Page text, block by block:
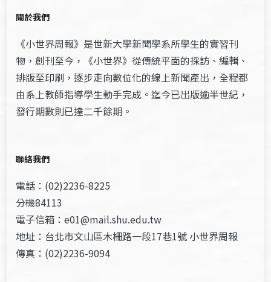
關於我們
《小世界周報》是世新大學新聞學系所學生的實習刊
物，創刊至今，《小世界》從傳統平面的採訪、編輯、
排版至印刷，逐步走向數位化的線上新聞產出，全程都
由系上教師指導學生動手完成。迄今已出版逾半世紀，
發行期數則已達二千餘期。
聯絡我們
電話：(02)2236-8225
分機84113
電子信箱：e01@mail.shu.edu.tw
地址：台北市文山區木柵路一段17巷1號 小世界周報
傳真：(02)2236-9094